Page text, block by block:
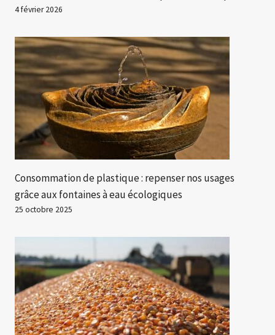
4 février 2026
Consommation de plastique : repenser nos usages
grâce aux fontaines à eau écologiques
25 octobre 2025